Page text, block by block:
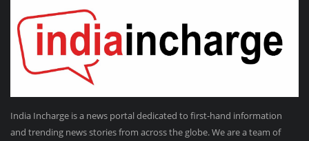
India Incharge is a news portal dedicated to first-hand information
and trending news stories from across the globe. We are a team of